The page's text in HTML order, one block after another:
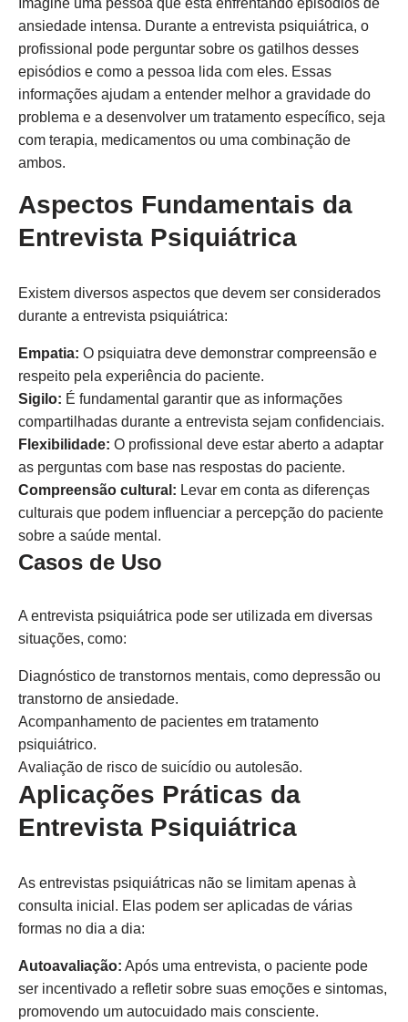
Imagine uma pessoa que está enfrentando episódios de
ansiedade intensa. Durante a entrevista psiquiátrica, o
profissional pode perguntar sobre os gatilhos desses
episódios e como a pessoa lida com eles. Essas
informações ajudam a entender melhor a gravidade do
problema e a desenvolver um tratamento específico, seja
com terapia, medicamentos ou uma combinação de
ambos.
Aspectos Fundamentais da
Entrevista Psiquiátrica
Existem diversos aspectos que devem ser considerados
durante a entrevista psiquiátrica:
Empatia: O psiquiatra deve demonstrar compreensão e
respeito pela experiência do paciente.
Sigilo: É fundamental garantir que as informações
compartilhadas durante a entrevista sejam confidenciais.
Flexibilidade: O profissional deve estar aberto a adaptar
as perguntas com base nas respostas do paciente.
Compreensão cultural: Levar em conta as diferenças
culturais que podem influenciar a percepção do paciente
sobre a saúde mental.
Casos de Uso
A entrevista psiquiátrica pode ser utilizada em diversas
situações, como:
Diagnóstico de transtornos mentais, como depressão ou
transtorno de ansiedade.
Acompanhamento de pacientes em tratamento
psiquiátrico.
Avaliação de risco de suicídio ou autolesão.
Aplicações Práticas da
Entrevista Psiquiátrica
As entrevistas psiquiátricas não se limitam apenas à
consulta inicial. Elas podem ser aplicadas de várias
formas no dia a dia:
Autoavaliação: Após uma entrevista, o paciente pode
ser incentivado a refletir sobre suas emoções e sintomas,
promovendo um autocuidado mais consciente.